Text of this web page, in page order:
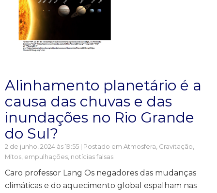
Alinhamento planetário é a
causa das chuvas e das
inundações no Rio Grande
do Sul?
2 de junho, 2024 às 19:55 | Postado em Atmosfera, Gravitação,
Mitos, empulhações, notícias falsas
Caro professor Lang Os negadores das mudanças
climáticas e do aquecimento global espalham nas